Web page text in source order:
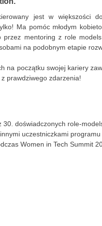
jest w większości
Ma pomóc młodym
mentoring z role
na podobnym etapie
na początku swojej kariery
prawdziwego zdarzenia!
doświadczonych role-
uczestniczkami programu
Women in Tech Summit